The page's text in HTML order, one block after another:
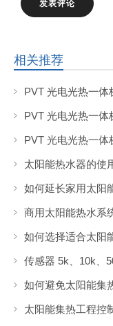
相关推荐
PVT 光电光热一体
太阳能热水器的使
如何延长家用太阳
商用太阳能热水系
如何选择适合太阳
如何避免太阳能集
太阳能集热工程控